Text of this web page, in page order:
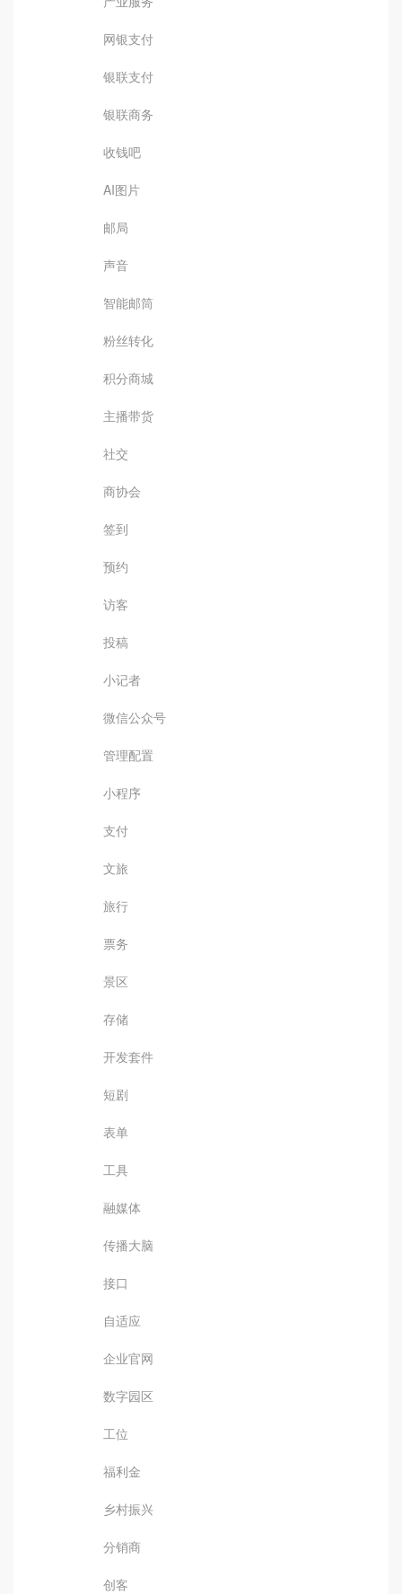
网银支付
银联支付
银联商务
收钱吧
AI图片
邮局
声音
智能邮筒
粉丝转化
积分商城
主播带货
社交
商协会
签到
预约
访客
投稿
小记者
微信公众号
管理配置
小程序
支付
文旅
旅行
票务
景区
存储
开发套件
短剧
表单
工具
融媒体
传播大脑
接口
自适应
企业官网
数字园区
工位
福利金
乡村振兴
分销商
创客